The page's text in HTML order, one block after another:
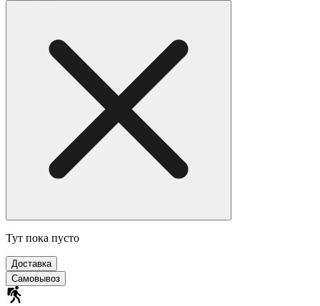
Тут пока пусто
Доставка
Самовывоз